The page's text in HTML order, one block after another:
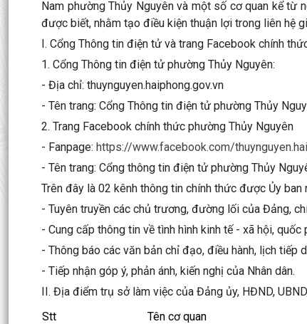
Nam phường Thủy Nguyên và một số cơ quan kể từ
được biết, nhằm tạo điều kiện thuận lợi trong liên hệ
I. Cổng Thông tin điện tử và trang Facebook chính
1. Cổng Thông tin điện tử phường Thủy Nguyên:
- Địa chỉ: thuynguyen.haiphong.gov.vn
- Tên trang: Cổng Thông tin điện tử phường Thủy
2. Trang Facebook chính thức phường Thủy Nguyên
- Fanpage: https://www.facebook.com/
- Tên trang: Cổng thông tin điện tử phường Thủy
Trên đây là 02 kênh thông tin chính thức được Ủy
- Tuyên truyền các chủ trương, đường lối của Đảng,
- Cung cấp thông tin về tình hình kinh tế - xã hội,
- Thông báo các văn bản chỉ đạo, điều hành, lịch tiếp
- Tiếp nhận góp ý, phản ánh, kiến nghị của Nhân dân.
II. Địa điểm trụ sở làm việc của Đảng ủy, HĐND,
Stt
Tên cơ quan